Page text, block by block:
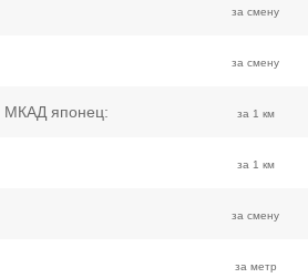
за смену
за смену
МКАД японец: за 1 км
за 1 км
за смену
за метр